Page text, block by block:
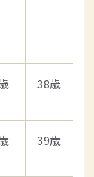
38歳
39歳